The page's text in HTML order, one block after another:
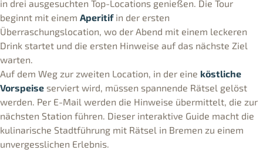
in drei ausgesuchten Top-Locations genießen. Die Tour
beginnt mit einem Aperitifin der ersten
Überraschungslocation, wo der Abend mit einem leckeren
Drink startet und die ersten Hinweise auf das nächste Ziel
warten.
Auf dem Weg zur zweiten Location, in der eine köstliche
Vorspeise serviert wird, müssen spannende Rätsel gelöst
werden. Per E-Mail werden die Hinweise übermittelt, die zur
nächsten Station führen. Dieser interaktive Guide macht die
kulinarische Stadtführung mit Rätsel in Bremen zu einem
unvergesslichen Erlebnis.